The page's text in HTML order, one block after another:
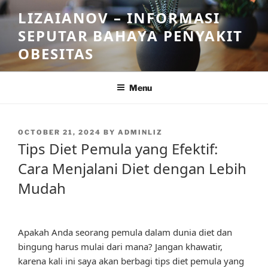
Skip
to
content
LIZAIANOV – INFORMASI
SEPUTAR BAHAYA PENYAKIT
OBESITAS
Menu
POSTED
ON
OCTOBER 21, 2024 BY ADMINLIZ
Tips Diet Pemula yang Efektif:
Cara Menjalani Diet dengan Lebih
Mudah
Apakah Anda seorang pemula dalam dunia diet dan
bingung harus mulai dari mana? Jangan khawatir,
karena kali ini saya akan berbagi tips diet pemula yang